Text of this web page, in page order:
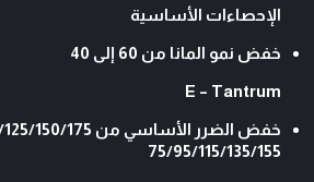
الإحصاءات الأساسية
خفض نمو المانا من 60 إلى 40
E – Tantrum
75/95/115/135/155